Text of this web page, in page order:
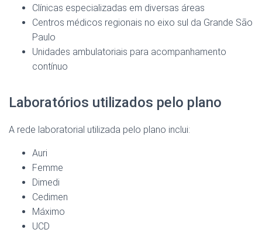
Clínicas especializadas em diversas áreas
Centros médicos regionais no eixo sul da Grande São
Paulo
Unidades ambulatoriais para acompanhamento
contínuo
Laboratórios utilizados pelo plano
A rede laboratorial utilizada pelo plano inclui:
Auri
Femme
Dimedi
Cedimen
Máximo
UCD